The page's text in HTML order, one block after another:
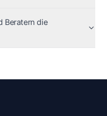
Beratern die